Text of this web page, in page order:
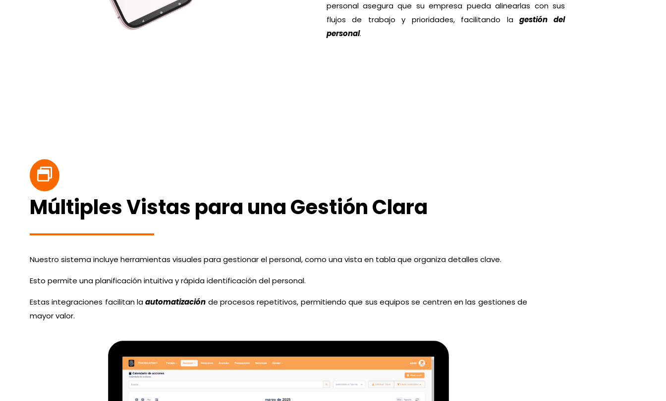
personal asegura que su empresa pueda alinearlas con sus
flujos de trabajo y prioridades, facilitando lagestión del
personal.
Múltiples Vistas para una Gestión Clara
Nuestro sistema incluye herramientas visuales para gestionar el personal, como una vista en tabla que organiza detalles clave.
Esto permite una planificación intuitiva y rápida identificación del personal.
Estas integraciones facilitan laautomatización de procesos repetitivos, permitiendo que sus equipos se centren en las gestiones de
mayor valor.